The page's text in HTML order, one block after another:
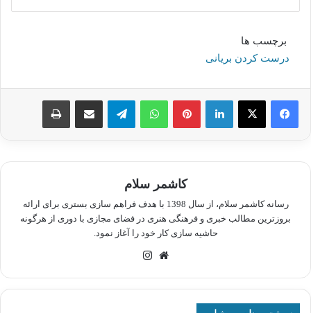
برچسب ها
درست کردن بریانی
لینکدین پینترستواتس آپ تلگرام اشتراک گذاری از طریق ایمیل چاپ
کاشمر سلام
رسانه کاشمر سلام، از سال 1398 با هدف فراهم سازی بستری برای ارائه
بروزترین مطالب خبری و فرهنگی هنری در فضای مجازی با دوری از هرگونه
حاشیه سازی کار خود را آغاز نمود.
وبسایت